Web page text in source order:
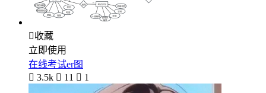
收藏
立即使用
在线考试er图
 3.5k  11  1